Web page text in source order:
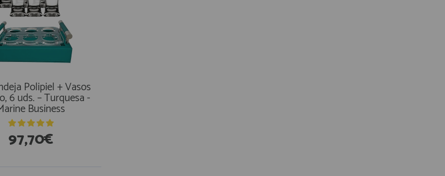
Polipiel + Vasos
6 uds. – Turquesa -
Business
97,70€